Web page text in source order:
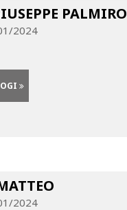
PALMIRO
2024
2024